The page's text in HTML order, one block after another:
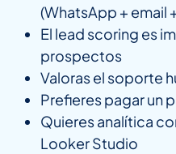
(WhatsApp + email
El lead scoring es
prospectos
Valoras el soporte
Prefieres pagar un
Quieres analítica
Looker Studio